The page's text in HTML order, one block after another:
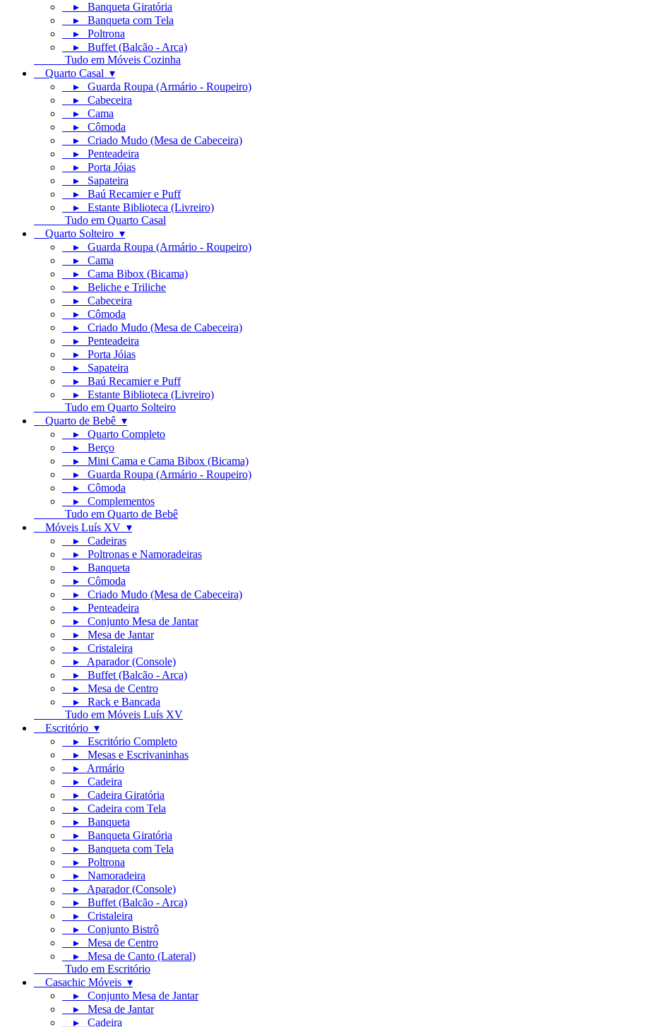
▸ Banqueta Giratória
▸ Banqueta com Tela
▸ Poltrona
▸ Buffet (Balcão - Arca)
Tudo em Móveis Cozinha
Quarto Casal ▾
▸ Guarda Roupa (Armário - Roupeiro)
▸ Cabeceira
▸ Cama
▸ Cômoda
▸ Criado Mudo (Mesa de Cabeceira)
▸ Penteadeira
▸ Porta Jóias
▸ Sapateira
▸ Baú Recamier e Puff
▸ Estante Biblioteca (Livreiro)
Tudo em Quarto Casal
Quarto Solteiro ▾
▸ Guarda Roupa (Armário - Roupeiro)
▸ Cama
▸ Cama Bibox (Bicama)
▸ Beliche e Triliche
▸ Cabeceira
▸ Cômoda
▸ Criado Mudo (Mesa de Cabeceira)
▸ Penteadeira
▸ Porta Jóias
▸ Sapateira
▸ Baú Recamier e Puff
▸ Estante Biblioteca (Livreiro)
Tudo em Quarto Solteiro
Quarto de Bebê ▾
▸ Quarto Completo
▸ Berço
▸ Mini Cama e Cama Bibox (Bicama)
▸ Guarda Roupa (Armário - Roupeiro)
▸ Cômoda
▸ Complementos
Tudo em Quarto de Bebê
Móveis Luís XV ▾
▸ Cadeiras
▸ Poltronas e Namoradeiras
▸ Banqueta
▸ Cômoda
▸ Criado Mudo (Mesa de Cabeceira)
▸ Penteadeira
▸ Conjunto Mesa de Jantar
▸ Mesa de Jantar
▸ Cristaleira
▸ Aparador (Console)
▸ Buffet (Balcão - Arca)
▸ Mesa de Centro
▸ Rack e Bancada
Tudo em Móveis Luís XV
Escritório ▾
▸ Escritório Completo
▸ Mesas e Escrivaninhas
▸ Armário
▸ Cadeira
▸ Cadeira Giratória
▸ Cadeira com Tela
▸ Banqueta
▸ Banqueta Giratória
▸ Banqueta com Tela
▸ Poltrona
▸ Namoradeira
▸ Aparador (Console)
▸ Buffet (Balcão - Arca)
▸ Cristaleira
▸ Conjunto Bistrô
▸ Mesa de Centro
▸ Mesa de Canto (Lateral)
Tudo em Escritório
Casachic Móveis ▾
▸ Conjunto Mesa de Jantar
▸ Mesa de Jantar
▸ Cadeira